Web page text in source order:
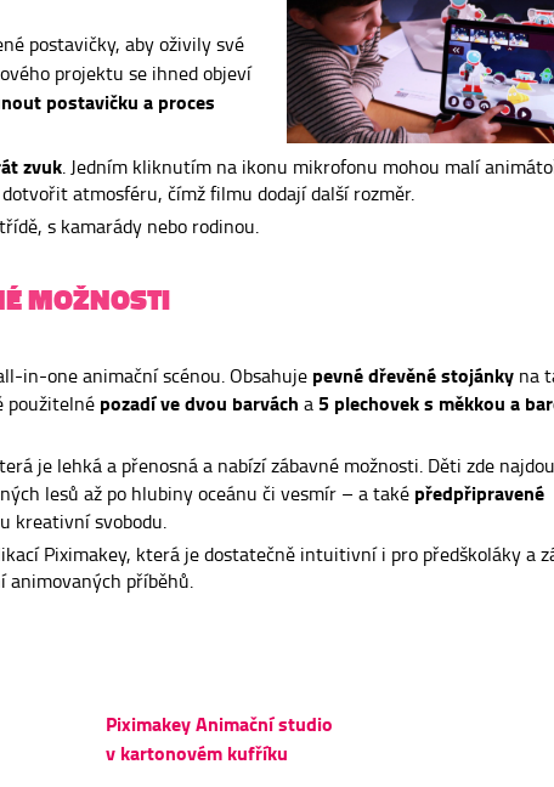
postavičky, aby oživily své
projektu se ihned objeví
postavičku a proces
zvuk. Jedním kliknutím na ikonu mikrofonu mohou malí
atmosféru, čímž filmu dodají další rozměr.
s kamarády nebo rodinou.
MOŽNOSTI
in-one animační scénou. Obsahuje pevné dřevěné stojánky na
použitelné pozadí ve dvou barvách a 5 plechovek s měkkou a
je lehká a přenosná a nabízí zábavné možnosti. Děti zde najdou
lesů až po hlubiny oceánu či vesmír – a také předpřipravené
kreativní svobodu.
Piximakey, která je dostatečně intuitivní i pro předškoláky a
animovaných příběhů.
Piximakey Animační studio
v kartonovém kufříku